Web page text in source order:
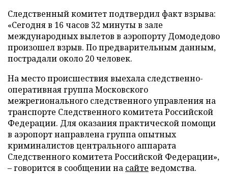
Следственный комитет подтвердил факт взрыва:
«Сегодня в 16 часов 32 минуты в зале
международных вылетов в аэропорту Домодедово
произошел взрыв. По предварительным данным,
пострадали около 20 человек.
На место происшествия выехала следственно-
оперативная группа Московского
межрегионального следственного управления на
транспорте Следственного комитета Российской
Федерации. Для оказания практической помощи
в аэропорт направлена группа опытных
криминалистов центрального аппарата
Следственного комитета Российской Федерации»,
– говорится в сообщении на сайте ведомства.